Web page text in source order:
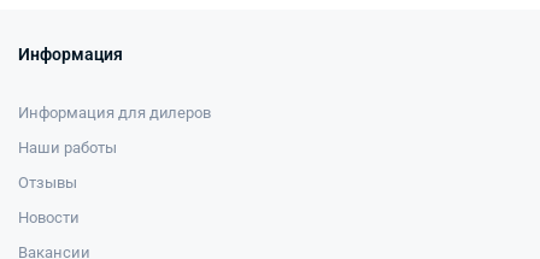
Информация
Информация для дилеров
Наши работы
Отзывы
Новости
Вакансии